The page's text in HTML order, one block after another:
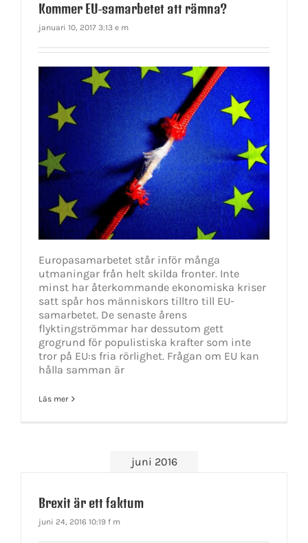
Kommer EU-samarbetet att rämna?
januari 10, 2017 3:13 e m
Europasamarbetet står inför många
utmaningar från helt skilda fronter. Inte
minst har återkommande ekonomiska kriser
satt spår hos människors tilltro till EU-
samarbetet. De senaste årens
flyktingströmmar har dessutom gett
grogrund för populistiska krafter som inte
tror på EU:s fria rörlighet. Frågan om EU kan
hålla samman är
Läs mer
juni 2016
Brexit är ett faktum
juni 24, 2016 10:19 f m